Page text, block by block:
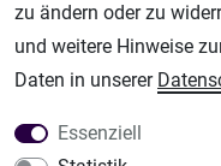
Plotter-City
Schneideplotter,
Im Shop Kaufen
Küchen Zubehör - Haus/
zu ändern oder zu
und weitere Hinweise
Daten in unserer
Essenziell